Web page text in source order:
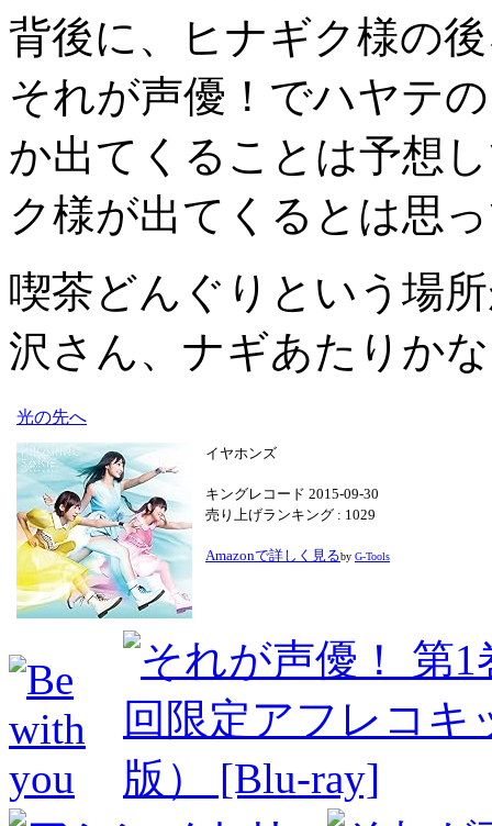
背後に、ヒナギク様の
それが声優！でハヤテ
か出てくることは予想
ク様が出てくるとは思
喫茶どんぐりという場
沢さん、ナギあたりか
光の先へ
イヤホンズ
キングレコード 2015-09-30
売り上げランキング : 1029
Amazonで詳しく見るby G-Tools